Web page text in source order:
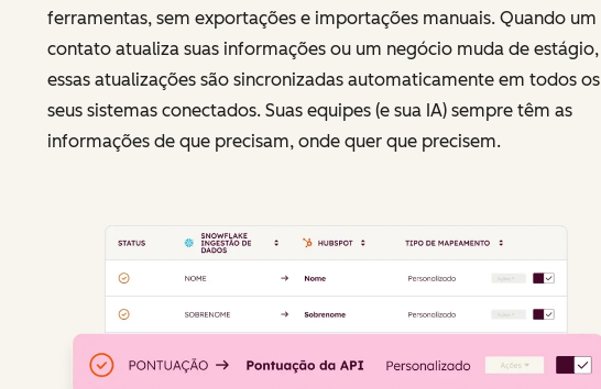
ferramentas, sem exportações e importações manuais. Quando um
contato atualiza suas informações ou um negócio muda de estágio,
essas atualizações são sincronizadas automaticamente em todos os
seus sistemas conectados. Suas equipes (e sua IA) sempre têm as
informações de que precisam, onde quer que precisem.